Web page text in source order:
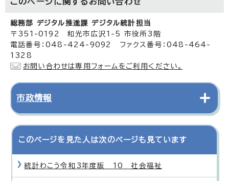
総務部 デジタル推進課 デジタル統計担当
〒351-0192 和光市広沢1-5 市役所3階
電話番号：048-424-9092 ファクス番号：048-464-
1328
お問い合わせは専用フォームをご利用ください。
市政情報
このページを見た人は次のページも見ています
統計わこう令和3年度版 10 社会福祉